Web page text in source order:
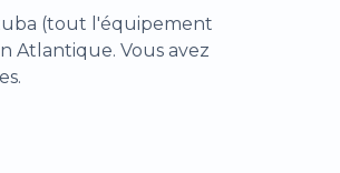
(tout l'équipement
Atlantique. Vous avez